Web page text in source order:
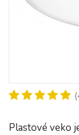
Plastové veko